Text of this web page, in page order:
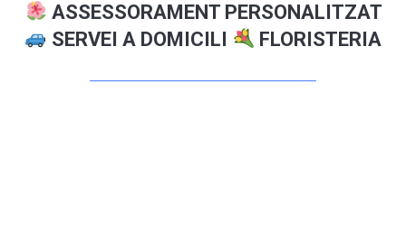
ASSESSORAMENT PERSONALITZAT
SERVEI A DOMICILI
FLORISTERIA